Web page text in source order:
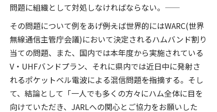
問題に組織として対処しなければならない。――
その問題について例をあげ――例えば世界的にはWARC(世界
無線通信主管庁会議)において決定されるハムバンド割り
当ての問題、また、国内では本年度から実施されている
V・UHFバンドプラン、それに県内では近日中に発射さ
れるポケットベル電波による混信問題――を指摘する。そし
て、結論として「一人でも多くの方々にハム全体に目を
向けていただき、JARLへの関心とご協力をお願いした